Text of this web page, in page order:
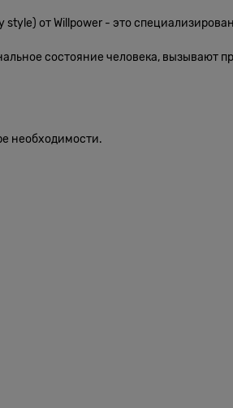
от Willpower - это
состояние человека, вызывают
необходимости.